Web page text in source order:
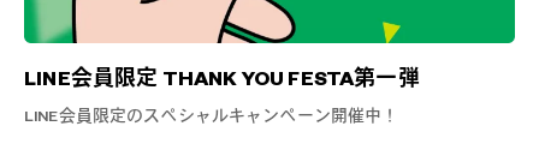
LINE会員限定 THANK YOU FESTA第一弾
LINE会員限定のスペシャルキャンペーン開催中！